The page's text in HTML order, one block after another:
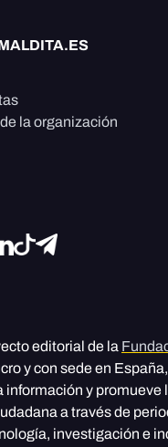
la organización
editorial de la
y con sede en
información y promueve
a través de
investigación e